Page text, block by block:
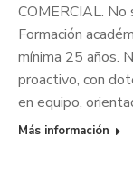
COMERCIAL. No
Formación
mínima 25 años.
proactivo, con
en equipo,
Más información